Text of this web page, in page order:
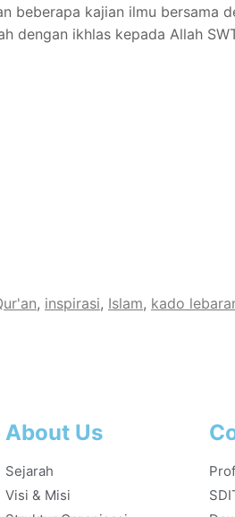
beberapa kajian ilmu bersama
dengan ikhlas kepada Allah
, inspirasi, Islam, kado
About Us
Sejarah
Visi & Misi